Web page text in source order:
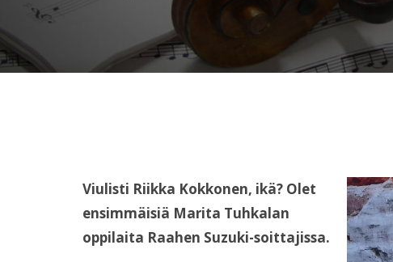
Viulisti Riikka Kokkonen, ikä? Olet
ensimmäisiä Marita Tuhkalan
oppilaita Raahen Suzuki-soittajissa.